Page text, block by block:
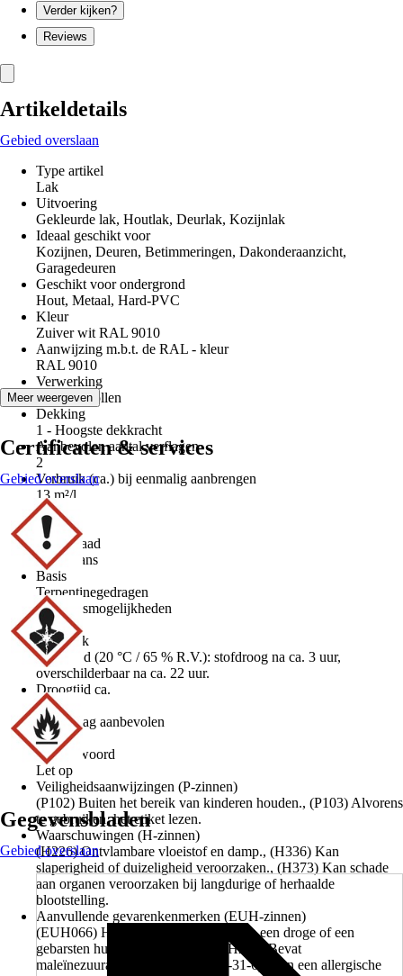
Verder kijken?
Reviews
Artikeldetails
Gebied overslaan
Type artikel
Lak
Uitvoering
Gekleurde lak, Houtlak, Deurlak, Kozijnlak
Ideaal geschikt voor
Kozijnen, Deuren, Betimmeringen, Dakonderaanzicht,
Garagedeuren
Geschikt voor ondergrond
Hout, Metaal, Hard-PVC
Kleur
Zuiver wit RAL 9010
Aanwijzing m.b.t. de RAL - kleur
RAL 9010
Verwerking
Verven, Rollen
Dekking
1 - Hoogste dekkracht
Aanbevolen aantal verflagen
2
Verbruik (ca.) bij eenmalig aanbrengen
13 m²/l
Inhoud
0,75 l
Glansgraad
Hoogglans
Basis
Terpentinegedragen
Gebruiksmogelijkheden
Buiten
Kenmerk
Droogtijd (20 °C / 65 % R.V.): stofdroog na ca. 3 uur,
overschilderbaar na ca. 22 uur.
Droogtijd ca.
3 h
Grondlaag aanbevolen
Ja
Signaalwoord
Let op
Veiligheidsaanwijzingen (P-zinnen)
(P102) Buiten het bereik van kinderen houden., (P103) Alvorens
te gebruiken, het etiket lezen.
Waarschuwingen (H-zinnen)
(H226) Ontvlambare vloeistof en damp., (H336) Kan
slaperigheid of duizeligheid veroorzaken., (H373) Kan schade
aan organen veroorzaken bij langdurige of herhaalde
blootstelling.
Aanvullende gevarenkenmerken (EUH-zinnen)
(EUH066) Herhaalde blootstelling kan een droge of een
gebarsten huid veroorzaken., (EUH208) Bevat
maleïnezuuranhydride (CAS: 108-31-6). Kan een allergische
Meer weergeven
Certificaten & services
Gebied overslaan
Gegevensbladen
Gebied overslaan